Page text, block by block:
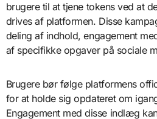
brugere til at tjene tokens ved at
drives af platformen. Disse
deling af indhold, engagement
af specifikke opgaver på sociale
Brugere bør følge platformens
for at holde sig opdateret om
Engagement med disse indlæg